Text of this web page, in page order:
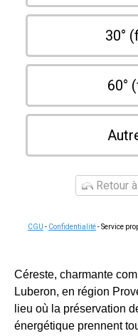
30°
60°
Retour
CGU - Confidentialité- Service
Céreste, charmante
Luberon, en région
lieu où la préservation
énergétique prennent